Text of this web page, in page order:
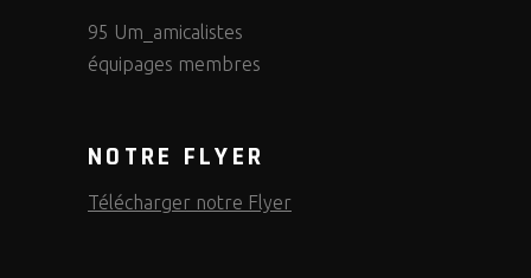
95 Um_amicalistes
équipages membres
NOTRE FLYER
Télécharger notre Flyer